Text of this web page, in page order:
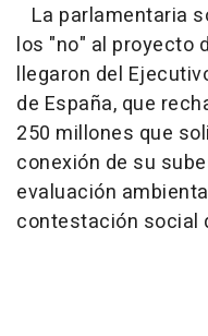
La parlamentaria
los "no" al proyecto
llegaron del
de España, que
250 millones que
conexión de su
evaluación
contestación social